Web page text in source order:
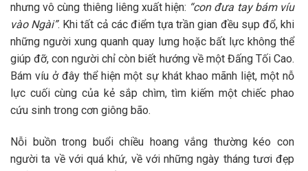
nhưng vô cùng thiêng liêng xuất hiện: “con đưa tay bám víu
vào Ngài”. Khi tất cả các điểm tựa trần gian đều sụp đổ, khi
những người xung quanh quay lưng hoặc bất lực không thể
giúp đỡ, con người chỉ còn biết hướng về một Đấng Tối Cao.
Bám víu ở đây thể hiện một sự khát khao mãnh liệt, một nỗ
lực cuối cùng của kẻ sắp chìm, tìm kiếm một chiếc phao
cứu sinh trong cơn giông bão.
Nỗi buồn trong buổi chiều hoang vắng thường kéo con
người ta về với quá khứ, về với những ngày tháng tươi đẹp